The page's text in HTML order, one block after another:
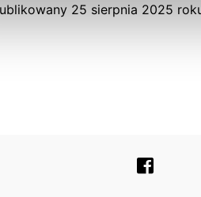
25 sierpnia 2025